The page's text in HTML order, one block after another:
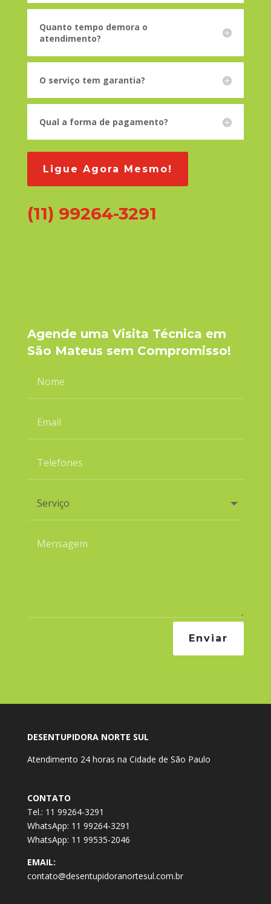
Quanto tempo demora o
atendimento?
O serviço tem garantia?
Qual a forma de pagamento?
Ligue Agora Mesmo!
(11) 99264-3291
Agende uma Visita Técnica em
São Mateus sem Compromisso!
Enviar
DESENTUPIDORA NORTE SUL
Atendimento 24 horas na Cidade de São Paulo
CONTATO
Tel.: 11 99264-3291
WhatsApp: 11 99264-3291
WhatsApp: 11 99535-2046
EMAIL:
contato@desentupidoranortesul.com.br